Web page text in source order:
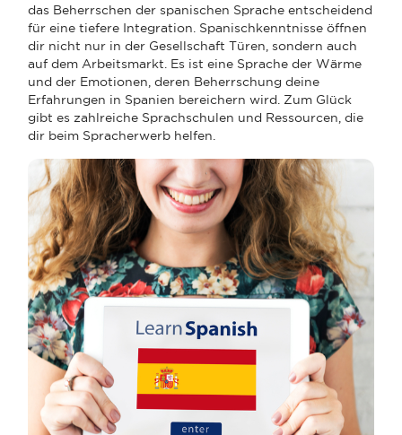
das Beherrschen der spanischen Sprache entscheidend
für eine tiefere Integration. Spanischkenntnisse öffnen
dir nicht nur in der Gesellschaft Türen, sondern auch
auf dem Arbeitsmarkt. Es ist eine Sprache der Wärme
und der Emotionen, deren Beherrschung deine
Erfahrungen in Spanien bereichern wird. Zum Glück
gibt es zahlreiche Sprachschulen und Ressourcen, die
dir beim Spracherwerb helfen.